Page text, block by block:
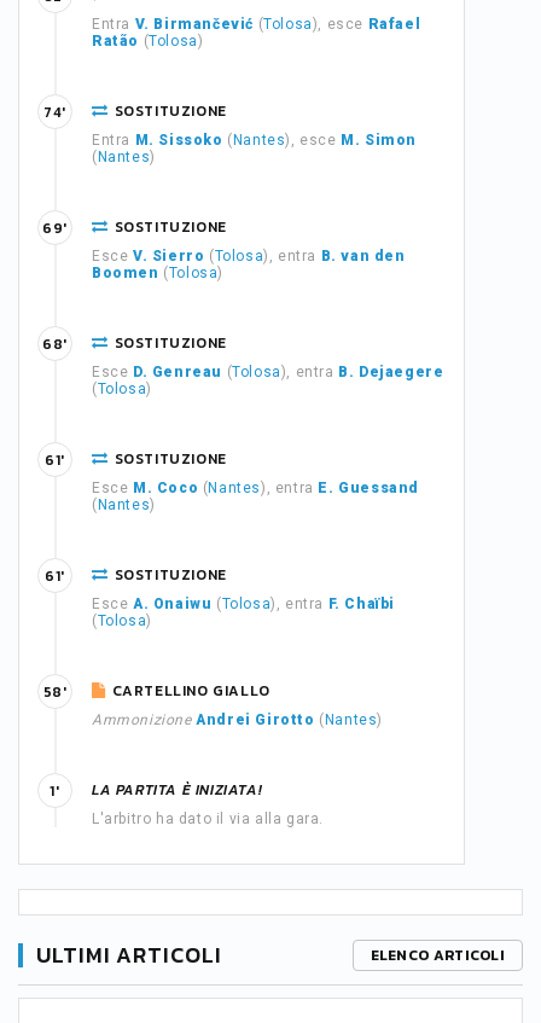
Entra V. Birmančević (Tolosa), esce Rafael
Ratão (Tolosa)
SOSTITUZIONE
Entra M. Sissoko ( Nantes), esce M. Simon
( Nantes)
74'
SOSTITUZIONE
Esce V. Sierro (Tolosa), entra
B. van den
Boomen (Tolosa)
69'
SOSTITUZIONE
Esce D. Genreau (Tolosa), entra B. Dejaegere
(Tolosa)
68'
SOSTITUZIONE
Esce M. Coco ( Nantes), entra E. Guessand
( Nantes)
61'
SOSTITUZIONE
Esce A. Onaiwu (Tolosa), entra
F. Chaïbi
(Tolosa)
61'
CARTELLINO GIALLO
Ammonizione Andrei Girotto ( Nantes)
58'
LA PARTITA È INIZIATA!
L'arbitro ha dato il via alla gara.
1'
ULTIMI ARTICOLI ELENCO ARTICOLI